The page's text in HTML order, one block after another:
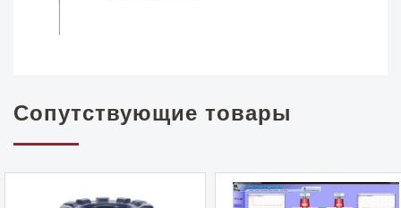
Сопутствующие товары